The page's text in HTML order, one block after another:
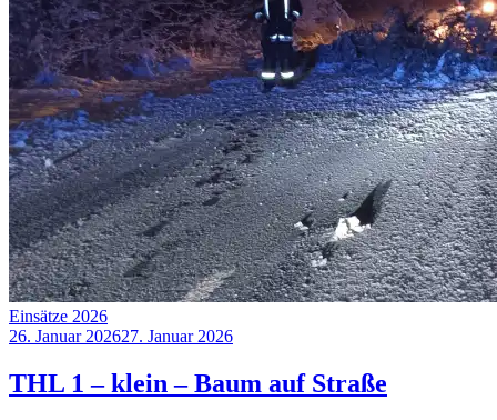
Einsätze 2026
26. Januar 202627. Januar 2026
THL 1 – klein – Baum auf Straße